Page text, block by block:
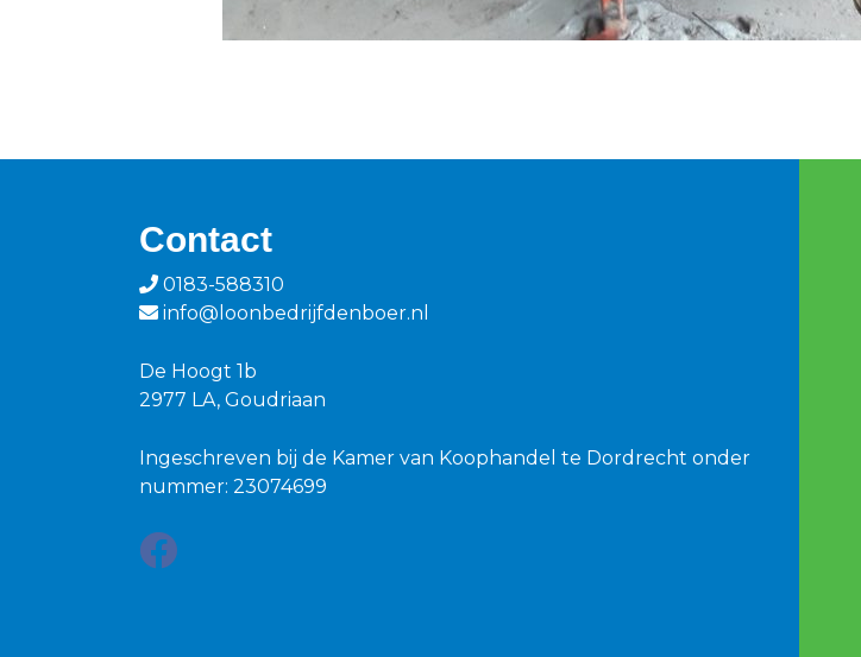
Contact
0183-588310
info@loonbedrijfdenboer.nl
De Hoogt 1b
2977 LA, Goudriaan
Ingeschreven bij de Kamer van Koophandel te Dordrecht onder
nummer: 23074699